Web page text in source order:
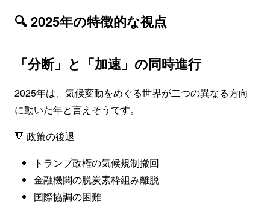
🔍 2025年の特徴的な視点
「分断」と「加速」の同時進行
2025年は、気候変動をめぐる世界が二つの異なる方向
に動いた年と言えそうです。
🔻 政策の後退
トランプ政権の気候規制撤回
金融機関の脱炭素枠組み離脱
国際協調の困難